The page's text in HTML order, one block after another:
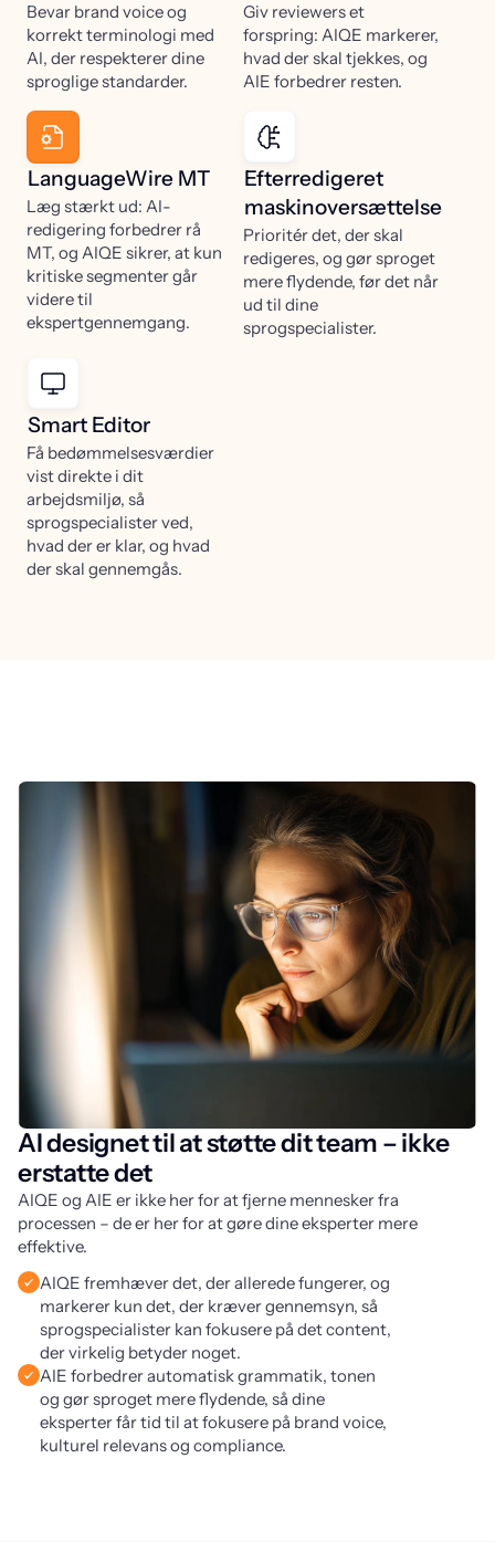
Bevar brand voice og
korrekt terminologi med
AI, der respekterer dine
sproglige standarder.
Giv reviewers et
forspring: AIQE markerer,
hvad der skal tjekkes, og
AIE forbedrer resten.
LanguageWire MT
Læg stærkt ud: AI-
redigering forbedrer rå
MT, og AIQE sikrer, at kun
kritiske segmenter går
videre til
ekspertgennemgang.
Efterredigeret
maskinoversættelse
Prioritér det, der skal
redigeres, og gør sproget
mere flydende, før det når
ud til dine
sprogspecialister.
Smart Editor
Få bedømmelsesværdier
vist direkte i dit
arbejdsmiljø, så
sprogspecialister ved,
hvad der er klar, og hvad
der skal gennemgås.
AI designet til at støtte dit team – ikke
erstatte det
AIQE og AIE er ikke her for at fjerne mennesker fra
processen – de er her for at gøre dine eksperter mere
effektive.
AIQE fremhæver det, der allerede fungerer, og
markerer kun det, der kræver gennemsyn, så
sprogspecialister kan fokusere på det content,
der virkelig betyder noget.
AIE forbedrer automatisk grammatik, tonen
og gør sproget mere flydende, så dine
eksperter får tid til at fokusere på brand voice,
kulturel relevans og compliance.